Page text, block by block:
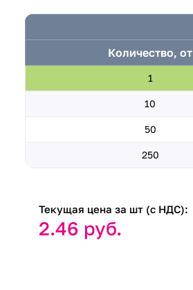
Количество, от
1
10
50
250
Текущая цена за шт (с НДС):
2.46 руб.